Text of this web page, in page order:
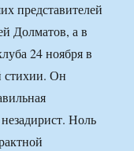
представителей
Долматов, а в
24 ноября в
стихии. Он
Ноль